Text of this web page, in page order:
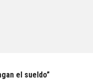
el sueldo”